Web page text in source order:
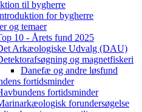
til bygherre
for bygherre
og temaer
10 - Årets fund 2025
Arkæologiske Udvalg (DAU)
og magnetfiskeri
Danefæ og andre løsfund
fortidsminder
fortidsminder
forundersøgelse